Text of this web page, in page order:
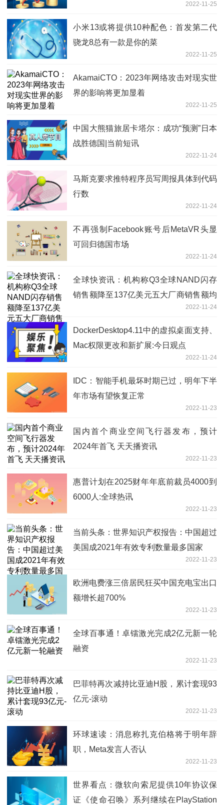
2022-11-25
小米13或将提供10种配色：首发第二代
骁龙8总有一款是你的菜
2022-11-25
AkamaiCTO：2023年网络攻击对现实世
界的影响将更加显着
2022-11-25
中国大熊猫旅居卡塔尔：成功“预测”日本
战胜德国|当前短讯
2022-11-24
马斯克要求推特程序员写周报具体到代码
行数
2022-11-24
不再强制Facebook账号后MetaVR头显
可回归德国市场
2022-11-24
全球快资讯：机构称Q3全球NAND闪存
销售额降至137亿美元五大厂商销售额均
2022-11-24
DockerDesktop4.11中的虚拟桌面支持、
Mac权限更改和新扩展:今日观点
2022-11-24
IDC：智能手机最坏时期已过，明年下半
年市场有望恢复正常
2022-11-23
国内首个商业空间飞行器发布，预计
2024年首飞 天天播资讯
2022-11-23
惠普计划在2025财年年底前裁员4000到
6000人:全球热讯
2022-11-23
当前头条：世界知识产权报告：中国超过
美国成2021年有效专利数量最多国家
2022-11-23
欧洲电费涨三倍居民狂买中国充电宝出口
额增长超700%
2022-11-23
全球百事通！卓镭激光完成2亿元新一轮
融资
2022-11-23
巴菲特再次减持比亚迪H股，累计套现93
亿元-滚动
2022-11-23
环球速读：消息称扎克伯格将于明年辞
职，Meta发言人否认
2022-11-23
世界看点：微软向索尼提供10年协议保
证《使命召唤》系列继续在PlayStation